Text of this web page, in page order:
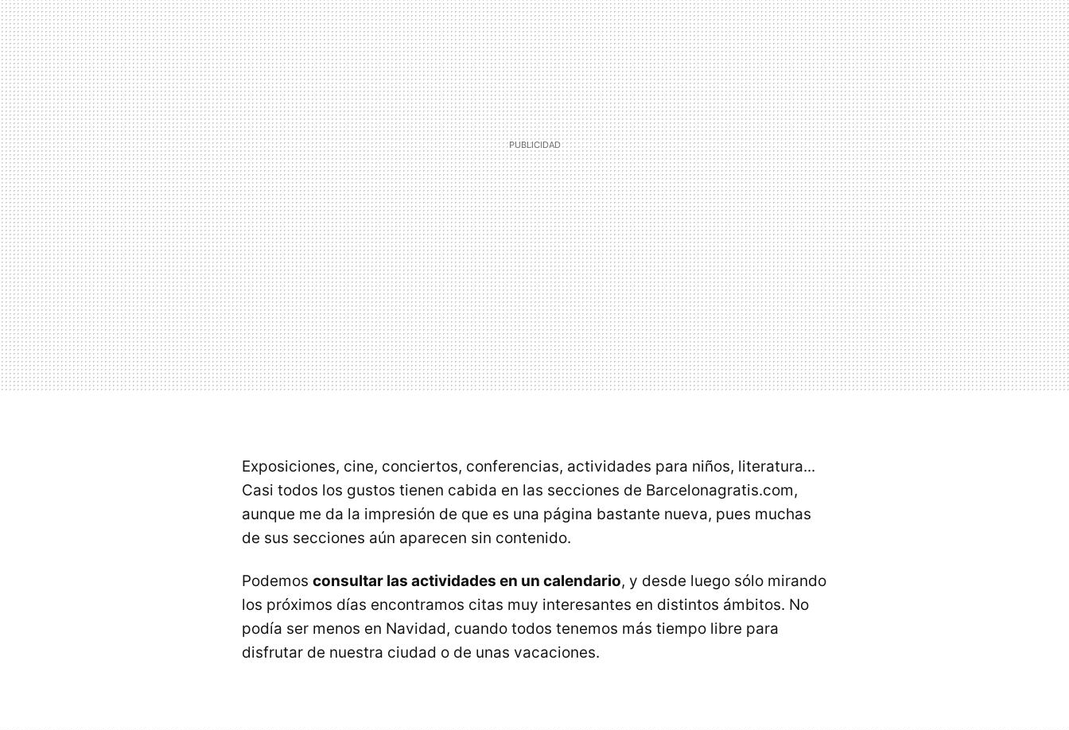
Exposiciones, cine, conciertos, conferencias, actividades para niños, literatura...
Casi todos los gustos tienen cabida en las secciones de Barcelonagratis.com,
aunque me da la impresión de que es una página bastante nueva, pues muchas
de sus secciones aún aparecen sin contenido.
Podemos consultar las actividades en un calendario, y desde luego sólo mirando
los próximos días encontramos citas muy interesantes en distintos ámbitos. No
podía ser menos en Navidad, cuando todos tenemos más tiempo libre para
disfrutar de nuestra ciudad o de unas vacaciones.